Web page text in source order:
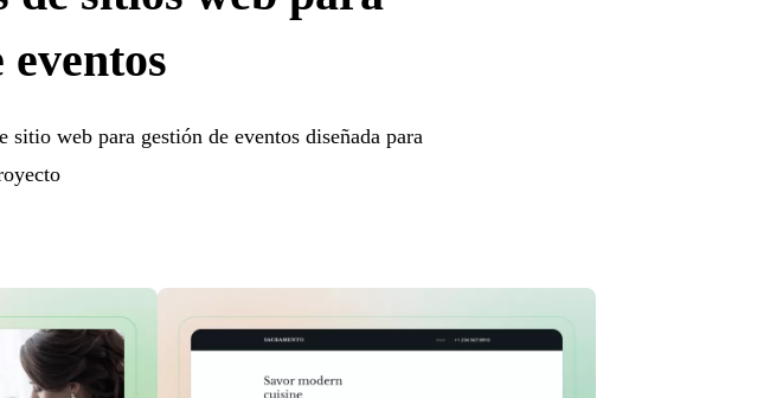
eventos
web para gestión de eventos diseñada para